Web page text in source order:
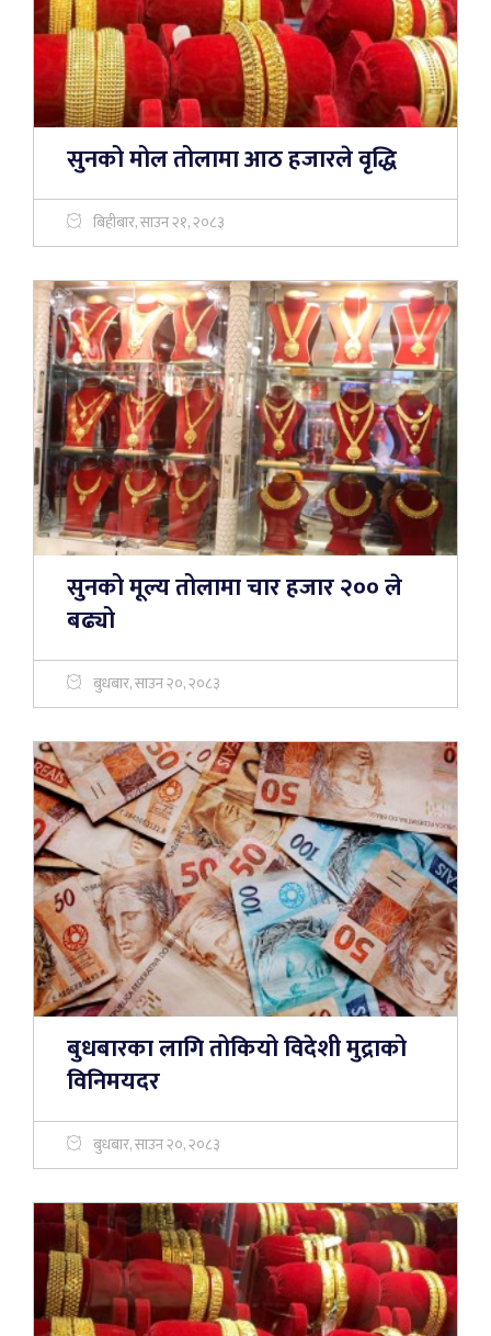
सुनको मोल तोलामा आठ हजारले वृद्धि
बिहीबार, साउन २१, २०८३
सुनको मूल्य तोलामा चार हजार २०० ले
बढ्यो
बुधबार, साउन २०, २०८३
बुधबारका लागि तोकियो विदेशी मुद्राको
विनिमयदर
बुधबार, साउन २०, २०८३